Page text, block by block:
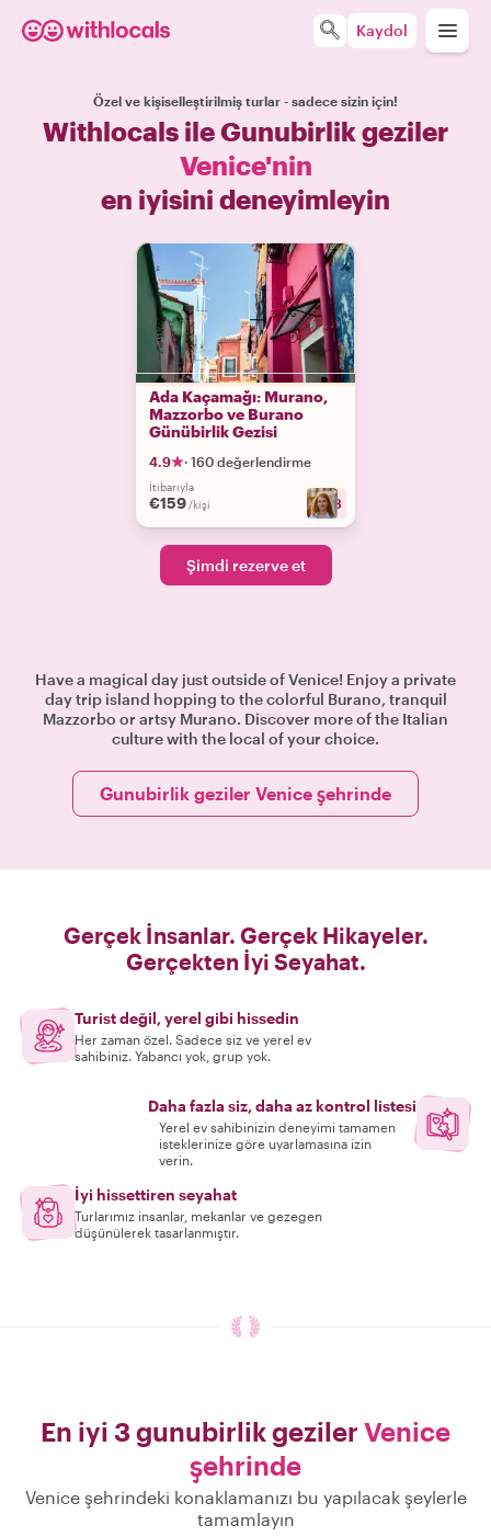
Kaydol
Özel ve kişiselleştirilmiş turlar - sadece sizin için!
Withlocals ile Gunubirlik geziler
Venice'nin
en iyisini deneyimleyin
Ada Kaçamağı: Murano,
Mazzorbo ve Burano
Günübirlik Gezisi
4.9 · 160 değerlendirme
İtibarıyla
€159 /kişi +18
Şimdi rezerve et
Have a magical day just outside of Venice! Enjoy a private
day trip island hopping to the colorful Burano, tranquil
Mazzorbo or artsy Murano. Discover more of the Italian
culture with the local of your choice.
Gunubirlik geziler Venice şehrinde
Gerçek İnsanlar. Gerçek Hikayeler.
Gerçekten İyi Seyahat.
Turist değil, yerel gibi hissedin
Her zaman özel. Sadece siz ve yerel ev
sahibiniz. Yabancı yok, grup yok.
Daha fazla siz, daha az kontrol listesi
Yerel ev sahibinizin deneyimi tamamen
isteklerinize göre uyarlamasına izin
verin.
İyi hissettiren seyahat
Turlarımız insanlar, mekanlar ve gezegen
düşünülerek tasarlanmıştır.
En iyi 3 gunubirlik geziler Venice
şehrinde
Venice şehrindeki konaklamanızı bu yapılacak şeylerle
tamamlayın